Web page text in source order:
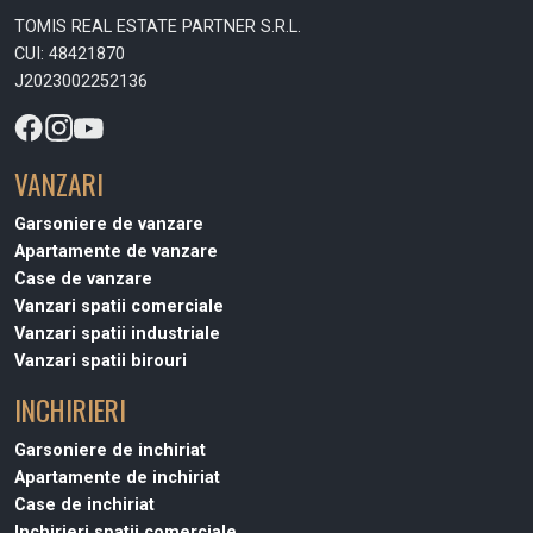
TOMIS REAL ESTATE PARTNER S.R.L.
CUI: 48421870
J2023002252136
VANZARI
Garsoniere de vanzare
Apartamente de vanzare
Case de vanzare
Vanzari spatii comerciale
Vanzari spatii industriale
Vanzari spatii birouri
INCHIRIERI
Garsoniere de inchiriat
Apartamente de inchiriat
Case de inchiriat